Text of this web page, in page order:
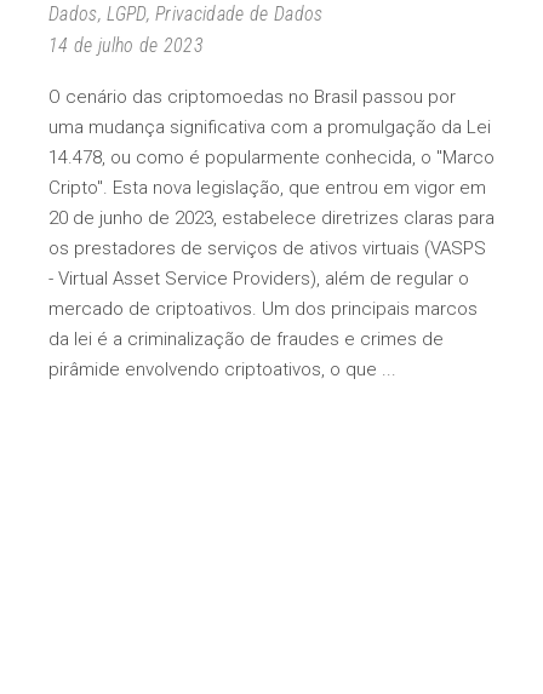
Dados,LGPD,Privacidade de Dados
14 de julho de 2023
O cenário das criptomoedas no Brasil passou por
uma mudança significativa com a promulgação da Lei
14.478, ou como é popularmente conhecida, o "Marco
Cripto". Esta nova legislação, que entrou em vigor em
20 de junho de 2023, estabelece diretrizes claras para
os prestadores de serviços de ativos virtuais (VASPS
- Virtual Asset Service Providers), além de regular o
mercado de criptoativos. Um dos principais marcos
da lei é a criminalização de fraudes e crimes de
pirâmide envolvendo criptoativos, o que